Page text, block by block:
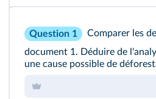
Question 1
Comparer les
document 1. Déduire de
une cause possible de